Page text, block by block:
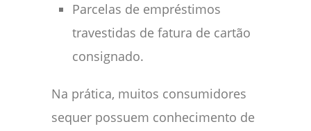
Parcelas de empréstimos
travestidas de fatura de cartão
consignado.
Na prática, muitos consumidores
sequer possuem conhecimento de